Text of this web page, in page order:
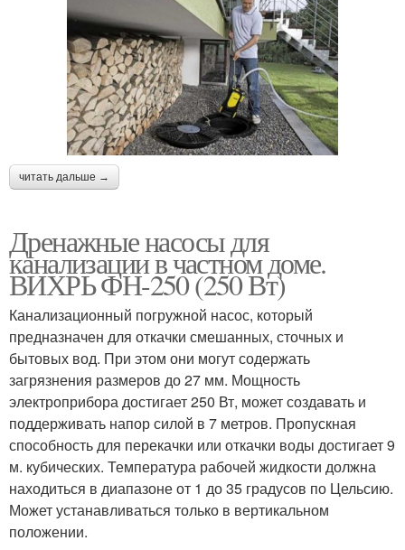
читать дальше →
Дренажные насосы для
канализации в частном доме.
ВИХРЬ ФН-250 (250 Вт)
Канализационный погружной насос, который
предназначен для откачки смешанных, сточных и
бытовых вод. При этом они могут содержать
загрязнения размеров до 27 мм. Мощность
электроприбора достигает 250 Вт, может создавать и
поддерживать напор силой в 7 метров. Пропускная
способность для перекачки или откачки воды достигает 9
м. кубических. Температура рабочей жидкости должна
находиться в диапазоне от 1 до 35 градусов по Цельсию.
Может устанавливаться только в вертикальном
положении.